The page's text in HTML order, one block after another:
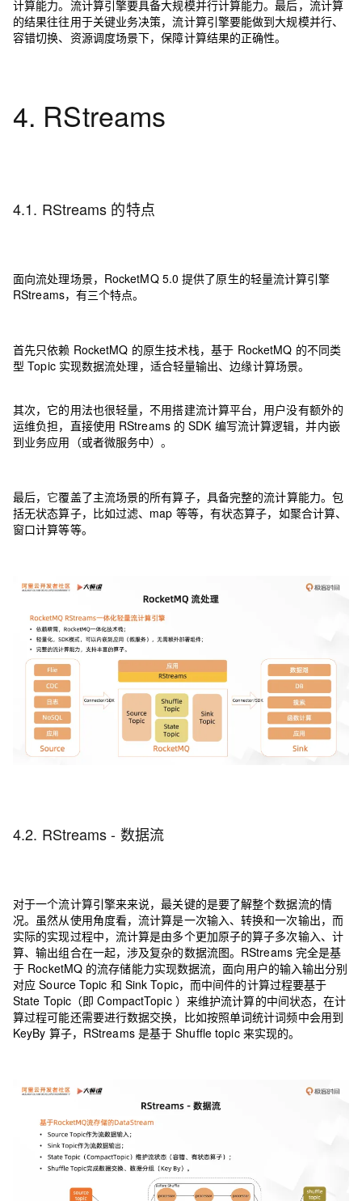
计算能力。流计算引擎要具备大规模并行计算能力。最后，流计算
的结果往往用于关键业务决策，流计算引擎要能做到大规模并行、
容错切换、资源调度场景下，保障计算结果的正确性。
4. RStreams
4.1. RStreams 的特点
面向流处理场景，RocketMQ 5.0 提供了原生的轻量流计算引擎
RStreams，有三个特点。
首先只依赖 RocketMQ 的原生技术栈，基于 RocketMQ 的不同类
型 Topic 实现数据流处理，适合轻量输出、边缘计算场景。
其次，它的用法也很轻量，不用搭建流计算平台，用户没有额外的
运维负担，直接使用 RStreams 的 SDK 编写流计算逻辑，并内嵌
到业务应用（或者微服务中）。
最后， 它覆盖了主流场景的所有算子，具备完整的流计算能力。包
括无状态算子，比如过滤、map 等等，有状态算子，如聚合计算、
窗口计算等等。
4.2. RStreams - 数据流
对于一个流计算引擎来来说，最关键的是要了解整个数据流的情
况。虽然从使用角度看，流计算是一次输入、转换和一次输出，而
实际的实现过程中，流计算是由多个更加原子的算子多次输入、计
算、输出组合在一起，涉及复杂的数据流图。RStreams 完全是基
于 RocketMQ 的流存储能力实现数据流，面向用户的输入输出分别
对应 Source Topic 和 Sink Topic，而中间件的计算过程要基于
State Topic（即 CompactTopic ）来维护流计算的中间状态，在计
算过程可能还需要进行数据交换，比如按照单词统计词频中会用到
KeyBy 算子，RStreams 是基于 Shuffle topic 来实现的。